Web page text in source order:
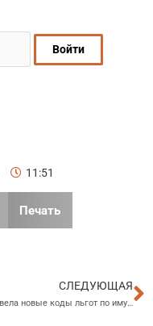
11:51
Печать
СЛЕДУЮЩАЯ
ФНС ввела новые коды льгот по имущественным налогам